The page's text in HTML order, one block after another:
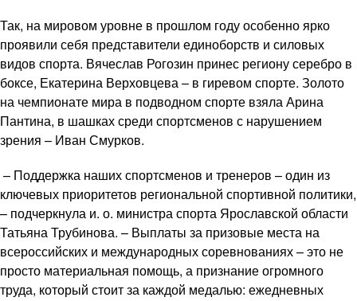
Так, на мировом уровне в прошлом году особенно ярко
проявили себя представители единоборств и силовых
видов спорта. Вячеслав Рогозин принес региону серебро в
боксе, Екатерина Верховцева – в гиревом спорте. Золото
на чемпионате мира в подводном спорте взяла Арина
Пантина, в шашках среди спортсменов с нарушением
зрения – Иван Смурков.
– Поддержка наших спортсменов и тренеров – один из
ключевых приоритетов региональной спортивной политики,
– подчеркнула и. о. министра спорта Ярославской области
Татьяна Трубинова. – Выплаты за призовые места на
всероссийских и международных соревнованиях – это не
просто материальная помощь, а признание огромного
труда, который стоит за каждой медалью: ежедневных